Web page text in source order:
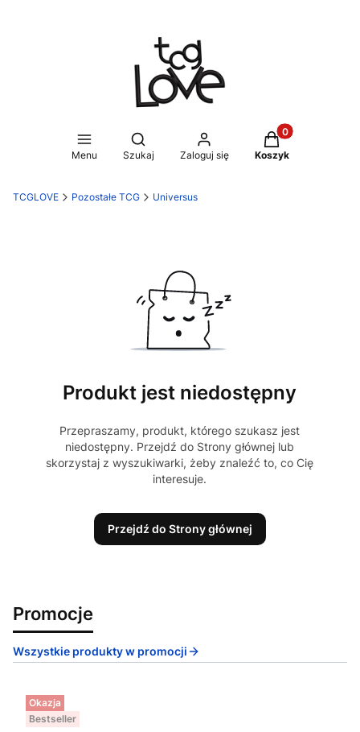
Menu
Otwórz wyszukiwarkę
Szukaj Zaloguj się
Produkty w
Koszyk
TCGLOVE Pozostałe TCG Universus
Produkt jest niedostępny
Przepraszamy, produkt, którego szukasz jest
niedostępny. Przejdź do Strony głównej lub
skorzystaj z wyszukiwarki, żeby znaleźć to, co Cię
interesuje.
Przejdź do Strony głównej
Promocje
Wszystkie produkty w promocji
Okazja
Bestseller